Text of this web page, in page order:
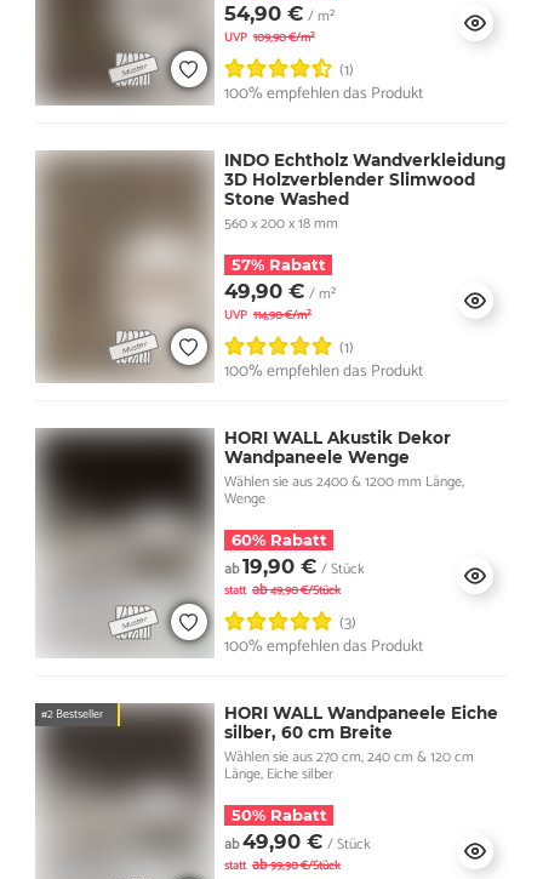
54,90 € / m²
UVP 109,90 €/m²
(1)
100% empfehlen das Produkt
INDO Echtholz Wandverkleidung
3D Holzverblender Slimwood
Stone Washed
560 x 200 x 18 mm
57% Rabatt
49,90 € / m²
UVP 114,90 €/m²
(1)
100% empfehlen das Produkt
HORI WALL Akustik Dekor
Wandpaneele Wenge
Wählen sie aus 2400 & 1200 mm Länge,
Wenge
60% Rabatt
ab19,90 € / Stück
statt ab49,90 €/Stück
(3)
100% empfehlen das Produkt
#2 Bestseller
HORI WALL Wandpaneele Eiche
silber, 60 cm Breite
Wählen sie aus 270 cm, 240 cm & 120 cm
Länge, Eiche silber
50% Rabatt
ab49,90 € / Stück
statt ab99,90 €/Stück